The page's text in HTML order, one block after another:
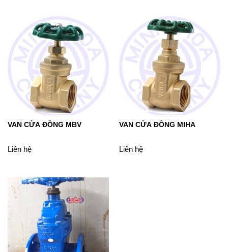
VAN CỬA ĐỒNG MBV
Liên hệ
VAN CỬA ĐỒNG MIHA
Liên hệ